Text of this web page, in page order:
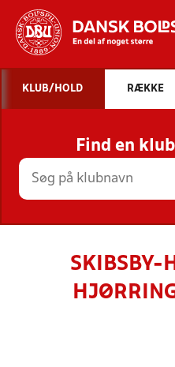
STILLINGER,
KLUB/HOLD RÆKKE
Find en
SKIBSBY-